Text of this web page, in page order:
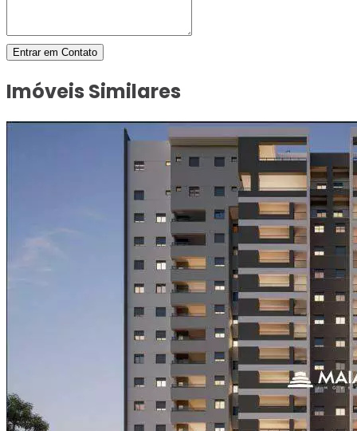
Entrar em Contato
Imóveis Similares